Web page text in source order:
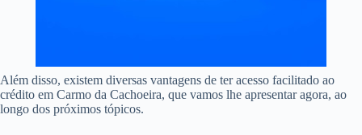
Além disso, existem diversas vantagens de ter acesso facilitado ao
crédito em Carmo da Cachoeira, que vamos lhe apresentar agora, ao
longo dos próximos tópicos.